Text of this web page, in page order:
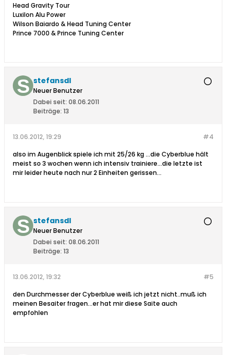
Head Gravity Tour
Luxilon Alu Power
Wilson Baiardo & Head Tuning Center
Prince 7000 & Prince Tuning Center
stefansdl
Neuer Benutzer
Dabei seit: 08.06.2011
Beiträge: 13
#4
13.06.2012, 19:29
also im Augenblick spiele ich mit 25/26 kg ...die Cyberblue hält
meist so 3 wochen wenn ich intensiv trainiere...die letzte ist
mir leider heute nach nur 2 Einheiten gerissen...
stefansdl
Neuer Benutzer
Dabei seit: 08.06.2011
Beiträge: 13
#5
13.06.2012, 19:32
den Durchmesser der Cyberblue weiß ich jetzt nicht..muß ich
meinen Besaiter fragen...er hat mir diese Saite auch
empfohlen